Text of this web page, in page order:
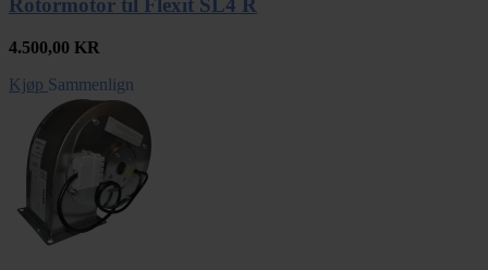
Rotormotor til Flexit SL4 R
4.500,00 KR
Kjøp Sammenlign